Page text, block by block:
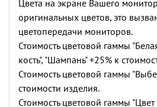
Цвета на экране Вашего
оригинальных цветов, это
цветопередачи мониторов.
Стоимость цветовой гаммы
кость", "Шампань" +25% к
Стоимость цветовой гаммы
стоимости изделия.
Стоимость цветовой гаммы "Цвет